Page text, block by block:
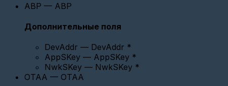
на
компактном
теплосчётчике
МАРС
Настройка
M-
Bus
ABP — ABP
Дополнительные поля
DevAddr — DevAddr *
AppSKey — AppSKey *
NwkSKey — NwkSKey *
OTAA — OTAA